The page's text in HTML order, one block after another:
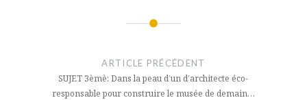
l’article
ARTICLE PRÉCÉDENT
SUJET 3èmè: Dans la peau d’un d’architecte éco-
responsable pour construire le musée de demain…